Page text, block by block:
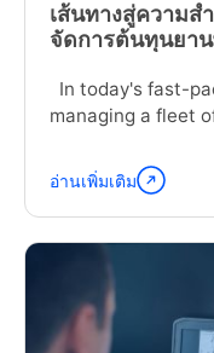
เส้นทางสู่ความส
จัดการต้นทุนยา
In today's fast-
managing a fleet
อ่าน
ต่อ
"The
Financial
Success:
อ่านเพิ่มเติม